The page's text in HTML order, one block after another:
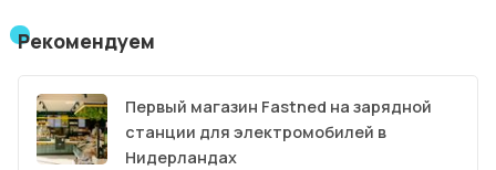
Рекомендуем
Первый магазин Fastned на зарядной
станции для электромобилей в
Нидерландах